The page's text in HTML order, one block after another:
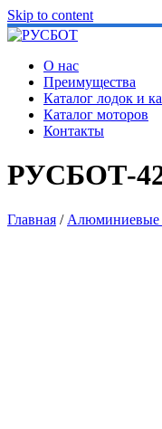
Skip to content
О нас
Преимущества
Каталог лодок и
Каталог моторов
Контакты
РУСБОТ-
Главная / Алюминиевые